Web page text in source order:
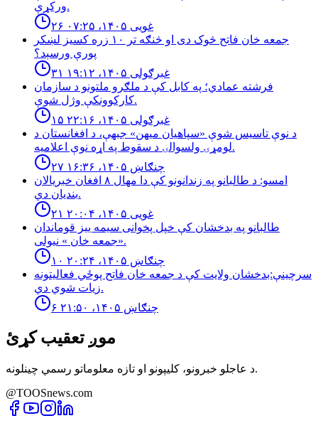
وركړې.
۲۶ غویی ۱۴۰۵، ۰۷:۲۵
جمعه خان فاتح څوک دی او څنګه تر ۱۰ زره کسیز لښکر
پورې ورسېد؟
۳۱ غبرګولی ۱۴۰۵، ۱۹:۱۲
فرشته عمادي؛ په کابل کې د ملګرو ملتونو د سازمان
کارکوونکې وژل شوې.
۱۵ غبرګولی ۱۴۰۵، ۲۲:۱۶
د نوې تاسیس شوې «سپاهیان میهن» جبهې، د افغانستان د
لومړۍ ولسوالۍ د سقوط په اړه نوې اعلامیه.
۲۷ چنګاښ ۱۴۰۵، ۱۶:۳۶
امسو: د طالبانو په زندانونو كې دا مهال ٨ افغان خبريالان
بنديان دي.
۲۱ غویی ۱۴۰۵، ۲۰:۰۴
طالبانو په بدخشان كې خپل پخوانى سيمه ييز قوماندان
«جمعه خان » نيولى.
۱۰ چنګاښ ۱۴۰۵، ۲۰:۲۴
سرچینې:بدخشان ولایت کې د جمعه خان فاتح پوځي فعالیتونه
زیات شوي دي.
۶ چنګاښ ۱۴۰۵، ۲۱:۵۰
موږ تعقیب کړئ
د عاجلو خبرونو، کلیپونو او تازه معلوماتو رسمي چینلونه.
@TOOSnews.com